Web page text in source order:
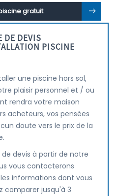
gratuit
DE DEVIS
PISCINE
une piscine hors sol,
plaisir personnel et / ou
rendra votre maison
acheteurs, vos pensées
doute vers le prix de la
devis à partir de notre
vous contacterons
informations dont vous
comparer jusqu'à 3